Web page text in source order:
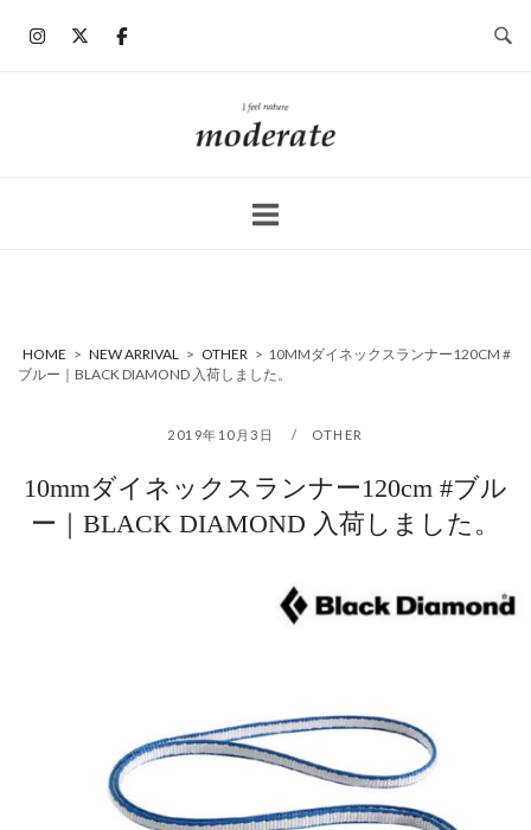
ホ
ー
HOME > NEW ARRIVAL > OTHER > 10MMダイネックスランナー120CM #
ブルー｜BLACK DIAMOND 入荷しました。
2019年10月3日 OTHER
10mmダイネックスランナー120cm #ブル
ー｜BLACK DIAMOND 入荷しました。